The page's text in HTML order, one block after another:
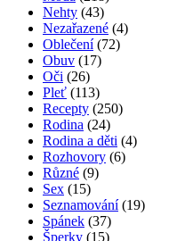
Nehty (43)
Nezařazené (4)
Oblečení(72)
Obuv (17)
Oči (26)
Pleť (113)
Recepty (250)
Rodina (24)
Rodina a děti (4)
Rozhovory (6)
Různé (9)
Sex (15)
Seznamování(19)
Spánek (37)
Šperky (15)